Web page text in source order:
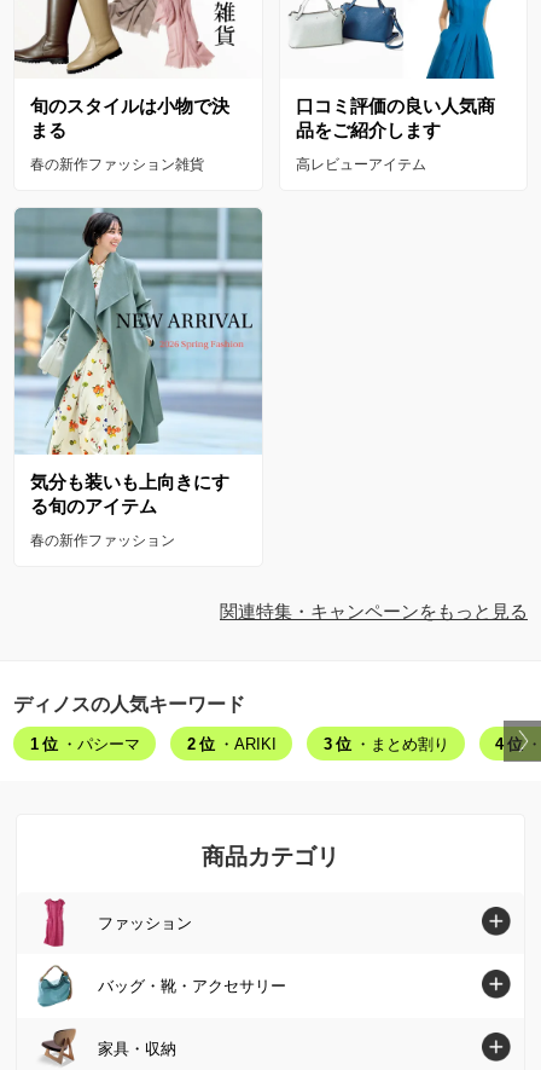
旬のスタイルは小物で決
まる
春の新作ファッション雑貨
口コミ評価の良い人気商
品をご紹介します
高レビューアイテム
気分も装いも上向きにす
る旬のアイテム
春の新作ファッション
関連特集・キャンペーンをもっと見る
ディノスの人気キーワード
1位 ・パシーマ 2位 ・ARIKI 3位 ・まとめ割り 4位
商品カテゴリ
ファッション
ファッショントップへ
シャツ・ブラウス
バッグ・靴・アクセサリー
バッグ・靴・アクセサリートップへ
家具・収納